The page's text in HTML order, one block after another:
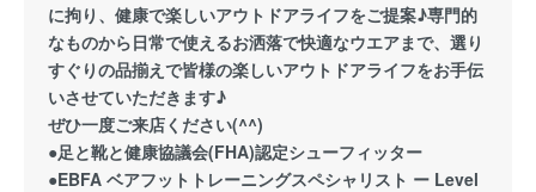
に拘り、健康で楽しいアウトドアライフをご提案♪専門的
なものから日常で使えるお洒落で快適なウエアまで、選り
すぐりの品揃えで皆様の楽しいアウトドアライフをお手伝
いさせていただきます♪
ぜひ一度ご来店ください(^^)
●足と靴と健康協議会(FHA)認定シューフィッター
●EBFA ベアフットトレーニングスペシャリスト ー Level